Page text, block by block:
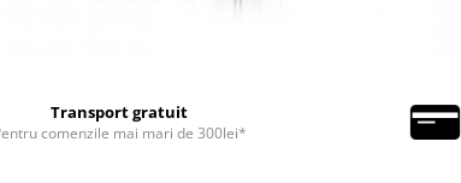
Transport gratuit
comenzile mai mari de 300lei*